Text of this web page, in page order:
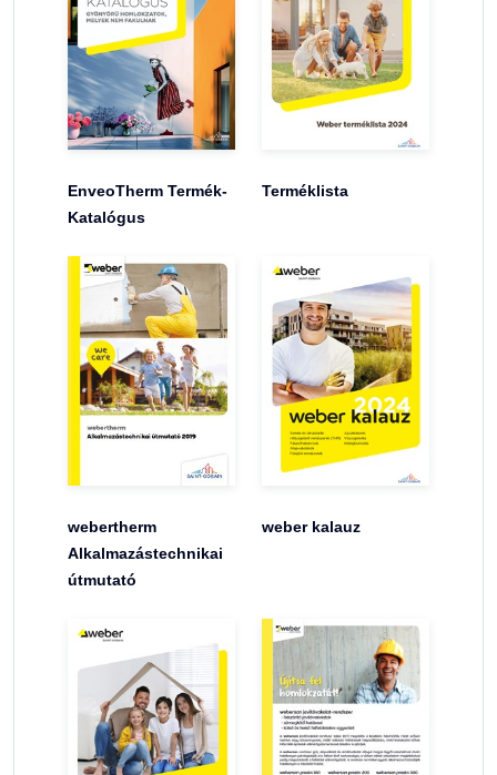
EnveoTherm Termék-
Katalógus
Terméklista
webertherm
Alkalmazástechnikai
útmutató
weber kalauz